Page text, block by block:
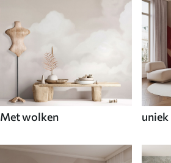
Met wolken uniek